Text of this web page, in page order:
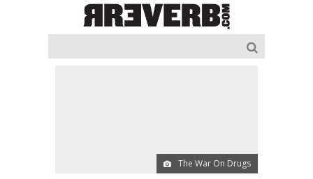
The War On Drugs